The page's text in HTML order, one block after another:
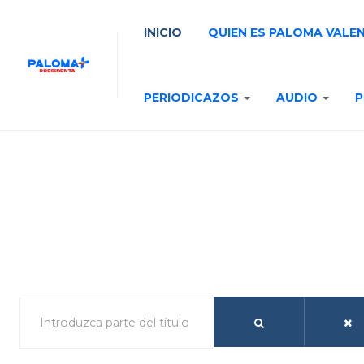
INICIO QUIEN ES PALOMA
PERIODICAZOS AUDIO